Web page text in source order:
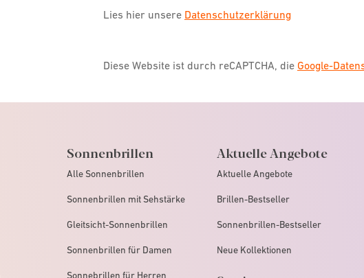
Lies hier unsere Datenschutzerklärung
Diese Website ist durch reCAPTCHA, die Google-
Sonnenbrillen
Alle Sonnenbrillen
Sonnenbrillen mit Sehstärke
Gleitsicht-Sonnenbrillen
Sonnenbrillen für Damen
Sonnebrillen für Herren
Aktuelle Angebote
Aktuelle Angebote
Brillen-Bestseller
Sonnenbrillen-Bestseller
Neue Kollektionen